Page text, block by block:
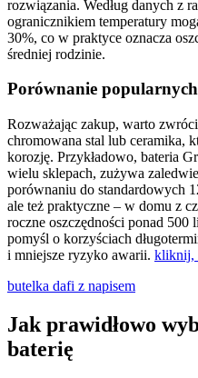
rozwiązania. Według danych z
ogranicznikiem temperatury
30%, co w praktyce oznacza
średniej rodzinie.
Porównanie
Rozważając zakup, warto
chromowana stal lub ceramika,
korozję. Przykładowo, bateria
wielu sklepach, zużywa
porównaniu do standardowych
ale też praktyczne – w domu z
roczne oszczędności ponad
pomyśl o korzyściach
i mniejsze ryzyko awarii. kliknij,
butelka dafi z napisem
Jak prawidłowo
baterię